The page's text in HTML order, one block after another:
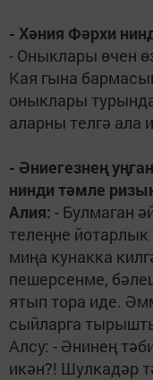
- Хәния Фәрхи
- Оныклары өчен
Кая гына
оныклары
аларны телгә ала
- Әниегезнең
нинди тәмле
Алия: - Булмаган
телеңне
миңа кунакка
пешерсенме,
ятып тора иде.
сыйларга
Алсу: - Әнинең
икән?! Шулкадәр